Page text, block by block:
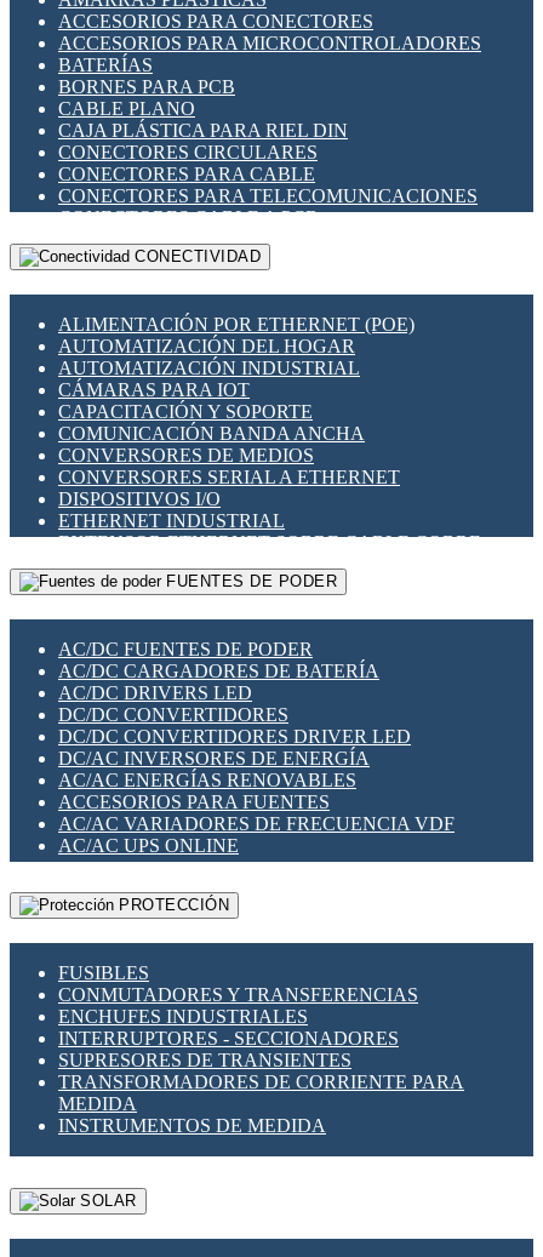
INDICADORES PARA PANEL
INTERFACES DE RELÉ
INTERRUPTORES FIN DE CARRERA
LLAVES CONMUTADORAS
MEDIDORES DE ENERGÍA Y TC'S DE CORRIENTE
MOTORES PASO A PASO
PANTALLAS HMI
PLC -CONTROLADORES LÓGICO PROGRAMABLES
PROGRAMADORES DE HORARIO
RELÉS DE PROTECCIÓN
SENSORES CAPACITIVOS
SENSORES INDUCTIVOS
TEMPORIZADORES
VARIACS
VARIADORES DE FRECUENCIA [VDF]
SECCIONADORES - INTERRUPTORES
MAQUINARIA
ACCESORIOS PARA CONECTORES
ACCESORIOS PARA MICROCONTROLADORES
BATERÍAS
BORNES PARA PCB
CABLE PLANO
CAJA PLÁSTICA PARA RIEL DIN
CONECTORES CIRCULARES
CONECTORES PARA CABLE
CONECTORES PARA TELECOMUNICACIONES
CONECTORES CABLE A PCB
CONECTORES PCB A CABLE
DIP SWITCHES
HERRAMIENTAS VARIAS
ILUMINACIÓN LED
INTERRUPTORES REED
INTERFACES DE RELÉ
OTROS RELÉS
PROTECCIÓN TÉRMICA
RELÉS AUTOMOTRICES
RELÉS DE SEÑAL
RELÉS DE ESTADO SÓLIDO SSR
RELÉS INDUSTRIALES
RELÉS MINIATURA DE POTENCIA
SENSORES MAGNÉTICOS
SWITCH Y MICROSWITCH
TARJETAS PI
UNIÓN Y DERIVACIÓN DE CABLE
CONECTIVIDAD
ALIMENTACIÓN POR ETHERNET (POE)
AUTOMATIZACIÓN DEL HOGAR
AUTOMATIZACIÓN INDUSTRIAL
CÁMARAS PARA IOT
CAPACITACIÓN Y SOPORTE
COMUNICACIÓN BANDA ANCHA
CONVERSORES DE MEDIOS
CONVERSORES SERIAL A ETHERNET
DISPOSITIVOS I/O
ETHERNET INDUSTRIAL
EXTENSOR ETHERNET SOBRE CABLE COBRE
GATEWAY LORAWAN
GESTIÓN DE REDES
PLACAS MODULARES IOT
SWITCHES Y REDES WIFI
SOLUCIONES IOT
SOLUCIONES LORAWAN
SOLUCIONES RED CELULAR
SEGURIDAD PARA REDES
SWITCHES LAN
TELEFONÍA IP (VOIP)
VIGILANCIA IP (CCTV)
MESHTASTIC
FUENTES DE PODER
AC/DC FUENTES DE PODER
AC/DC CARGADORES DE BATERÍA
AC/DC DRIVERS LED
DC/DC CONVERTIDORES
DC/DC CONVERTIDORES DRIVER LED
DC/AC INVERSORES DE ENERGÍA
AC/AC ENERGÍAS RENOVABLES
ACCESORIOS PARA FUENTES
AC/AC VARIADORES DE FRECUENCIA VDF
AC/AC UPS ONLINE
PROTECCIÓN
FUSIBLES
CONMUTADORES Y TRANSFERENCIAS
ENCHUFES INDUSTRIALES
INTERRUPTORES - SECCIONADORES
SUPRESORES DE TRANSIENTES
TRANSFORMADORES DE CORRIENTE PARA
MEDIDA
INSTRUMENTOS DE MEDIDA
SOLAR